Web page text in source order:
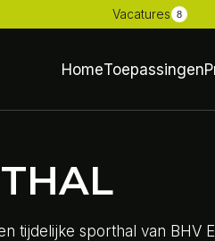
Vacatures 8
HomeToepassingen
tijdelijke sporthal van BHV